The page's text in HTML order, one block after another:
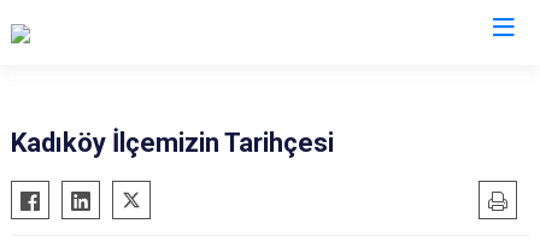
Adalar
Avcılar
Kadıköy İlçemizin Tarihçesi